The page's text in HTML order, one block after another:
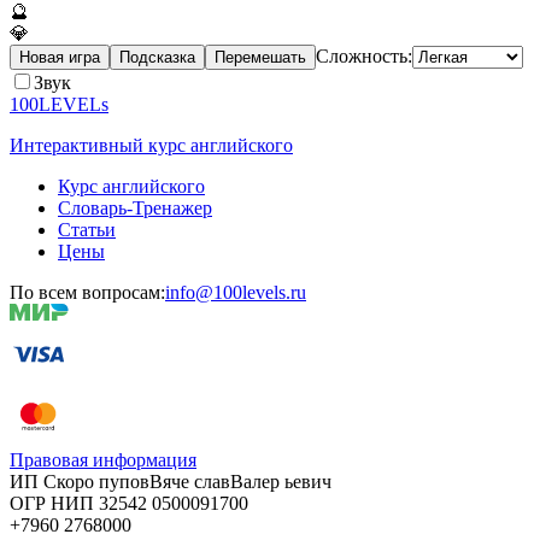
🔮
💎
Новая игра Подсказка Перемешать Сложность:
Звук
100LEVELs
Интерактивный курс английского
Курс английского
Словарь-Тренажер
Статьи
Цены
По всем вопросам:info@100levels.ru
Правовая информация
ИП Скоро пуповВяче славВалер ьевич
ОГР НИП 32542 0500091700
+7960 2768000